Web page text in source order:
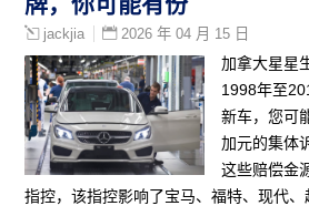
jackjia 2026 年 04 月 15 日
加拿大星星
1998年至
新车，您可
加元的集体
这些赔偿金
指控，该指控影响了宝马、福特、现代